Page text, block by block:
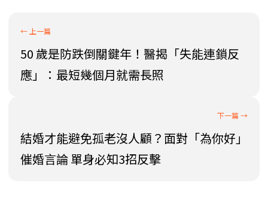
50 歲是防跌倒關鍵年！醫揭「失能連鎖反
應」：最短幾個月就需長照
結婚才能避免孤老沒人顧？面對「為你好」
催婚言論 單身必知3招反擊